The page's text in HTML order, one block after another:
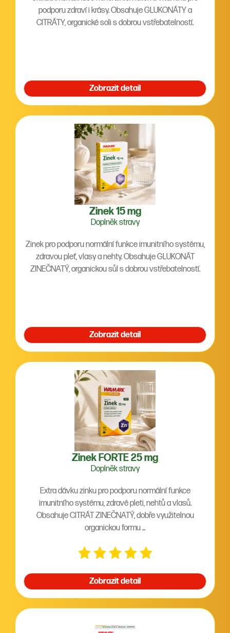
podporu zdraví i krásy. Obsahuje GLUKONÁTY a
CITRÁTY, organické soli s dobrou vstřebatelností.
Zobrazit detail
Zinek 15 mg
Doplněk stravy
Zinek pro podporu normální funkce imunitního systému,
zdravou pleť, vlasy a nehty. Obsahuje GLUKONÁT
ZINEČNATÝ, organickou sůl s dobrou vstřebatelností.
Zobrazit detail
Zinek FORTE 25 mg
Doplněk stravy
Extra dávku zinku pro podporu normální funkce
imunitního systému, zdravé pleti, nehtů a vlasů.
Obsahuje CITRÁT ZINEČNATÝ, dobře využitelnou
organickou formu ...
Zobrazit detail